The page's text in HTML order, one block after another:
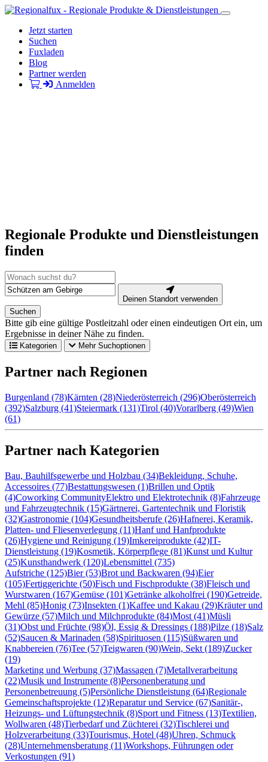
Jetzt starten
Suchen
Fuxladen
Blog
Partner werden
Anmelden
Regionale Produkte und Dienstleistungen
finden
Deinen Standort verwenden
Suchen
Bitte gib eine gültige Postleitzahl oder einen eindeutigen Ort ein, um
Ergebnisse in deiner Nähe zu finden.
Kategorien Mehr Suchoptionen
Partner nach Regionen
Burgenland (78)Kärnten (28)Niederösterreich (296)Oberösterreich
(392)Salzburg (41)Steiermark (131)Tirol (40)Vorarlberg (49)Wien
(61)
Partner nach Kategorien
Bau, Bauhilfsgewerbe und Holzbau (34)Bekleidung, Schuhe,
Accessoires (77)Bestattungswesen (1)Brillen und Optik
(4)Coworking CommunityElektro und Elektrotechnik (8)Fahrzeuge
und Fahrzeugtechnik (15)Gärtnerei, Gartentechnik und Floristik
(32)Gastronomie (104)Gesundheitsberufe (26)Hafnerei, Keramik,
Platten- und Fliesenverlegung (11)Hanf und Hanfprodukte
(26)Hygiene und Reinigung (19)Imkereiprodukte (42)IT-
Dienstleistung (19)Kosmetik, Körperpflege (81)Kunst und Kultur
(25)Kunsthandwerk (120)Lebensmittel (735)
Aufstriche (125)Bier (53)Brot und Backwaren (94)Eier
(105)Fertiggerichte (50)Fisch und Fischprodukte (38)Fleisch und
Wurstwaren (167)Gemüse (101)Getränke alkoholfrei (190)Getreide,
Mehl (85)Honig (73)Insekten (1)Kaffee und Kakau (29)Kräuter und
Gewürze (57)Milch und Milchprodukte (84)Most (41)Müsli
(31)Obst und Früchte (98)Öl, Essig & Dressings (188)Pilze (18)Salz
(52)Saucen & Marinaden (58)Spirituosen (115)Süßwaren und
Knabbereien (76)Tee (57)Teigwaren (90)Wein, Sekt (189)Zucker
(19)
Marketing und Werbung (37)Massagen (7)Metallverarbeitung
(22)Musik und Instrumente (8)Personenberatung und
Personenbetreuung (5)Persönliche Dienstleistung (64)Regionale
Gemeinschaftsprojekte (12)Reparatur und Service (67)Sanitär-,
Heizungs- und Lüftungstechnik (8)Sport und Fitness (13)Textilien,
Wollwaren (48)Tierbedarf und Züchterei (32)Tischlerei und
Holzverarbeitung (33)Tourismus, Hotel (48)Uhren, Schmuck
(28)Unternehmensberatung (11)Workshops, Führungen oder
Verkostungen (91)